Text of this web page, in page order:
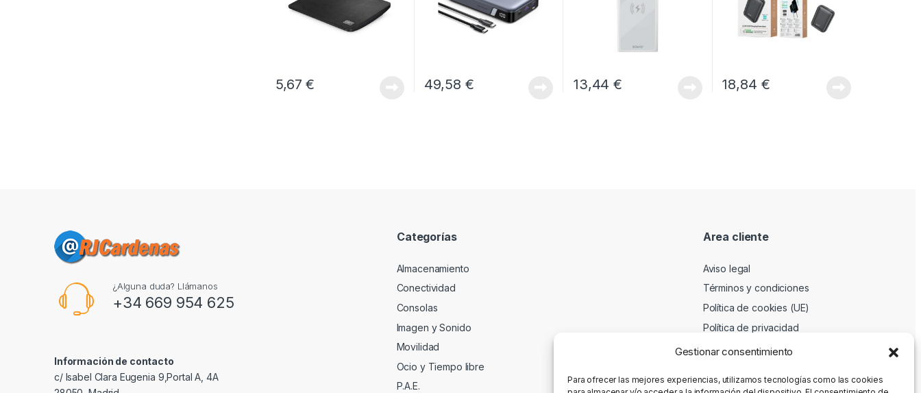
Gestionar consentimiento
Para ofrecer las mejores experiencias, utilizamos tecnologías como las cookies
5,67€ 49,58 € 13,44€ 18,84 €
¿Alguna duda? Llámanos
+34 669 954 625
Información de contacto
c/ Isabel Clara Eugenia 9,Portal A, 4A
Categorías
Almacenamiento
Conectividad
Consolas
Imagen y Sonido
Movilidad
Ocio y Tiempo libre
P.A.E.
Area cliente
Aviso legal
Términos y condiciones
Política de cookies (UE)
Política de privacidad